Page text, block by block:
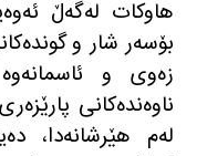
هاوكات لهگهڵ ئهوه
بۆسهر شار و گونده
زهوی و ئاسمانهوه
ناوهندهكانی پارێزه
لهم هێرشانهدا، ده